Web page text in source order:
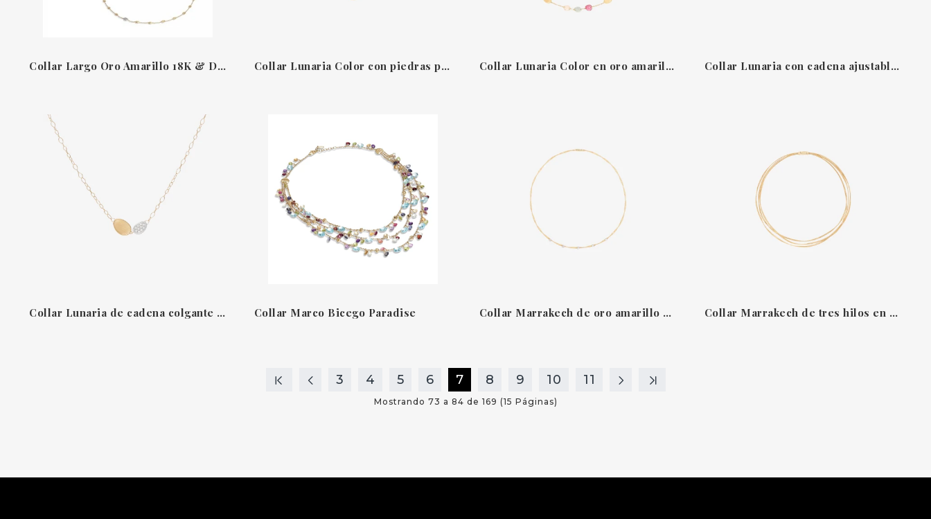
Collar Largo Oro Amarillo 18K & Diamantes Elementos Ovalados Siviglia Marco Bicego Collar Lunaria Color con piedras preciosas mixtas Marco Bicego Collar Lunaria Color en oro amarillo con turmalinas de Marco Bicego Collar Lunaria con cadena ajustable y hoja central pavé Marco Bicego
Collar Lunaria de cadena colgante con diamantes Marco Bicego Collar Marco Bicego Paradise Collar Marrakech de oro amarillo con diamantes talla brillante Marco Bicego Collar Marrakech de tres hilos en oro amarillo 18kt Marco Bicego
3 4 5 6 7 8 9 10 11
Mostrando 73 a 84 de 169 (15 Páginas)